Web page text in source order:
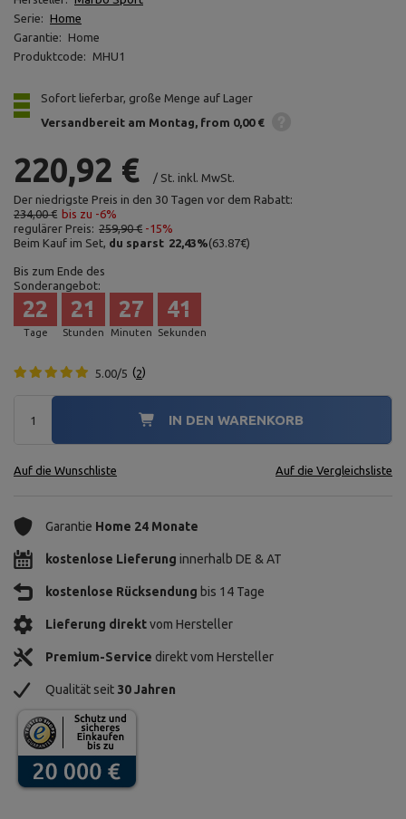
Serie: Home
Garantie:
Home
Produktcode:
MHU1
Sofort lieferbar, große Menge auf Lager
Versandbereit am Montag from 0,00 €
220,92 € / St. inkl. MwSt.
Der niedrigste Preis in den 30 Tagen vor dem Rabatt:
234,00 € bis zu -6%
regulärer Preis: 259,90 € -15%
Beim Kauf im Set, du sparst 22,43%(63.87€)
Bis zum Ende des
Sonderangebot:
Tage
22
Stunden
21
Minuten
27
Sekunden
40
5.00/5 2
IN DEN WARENKORB
Auf die Wunschliste Auf die Vergleichsliste
Garantie Home 24 Monate
kostenlose Lieferung innerhalb DE & AT
kostenlose Rücksendung bis 14 Tage
Lieferung direktvom Hersteller
Premium-Service direkt vom Hersteller
Qualität seit 30 Jahren